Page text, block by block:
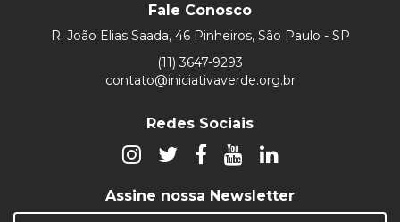
Fale Conosco
R. João Elias Saada, 46 Pinheiros, São Paulo - SP
(11) 3647-9293
contato@iniciativaverde.org.br
Redes Sociais
Assine nossa Newsletter